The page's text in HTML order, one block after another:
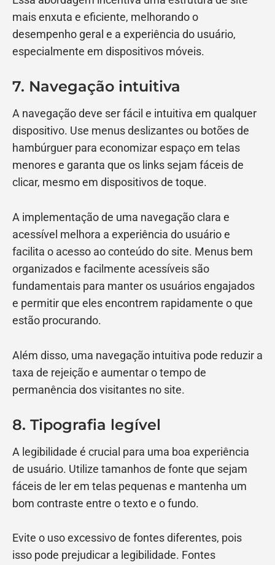
mais enxuta e eficiente, melhorando o
desempenho geral e a experiência do usuário,
especialmente em dispositivos móveis.
7. Navegação intuitiva
A navegação deve ser fácil e intuitiva em qualquer
dispositivo. Use menus deslizantes ou botões de
hambúrguer para economizar espaço em telas
menores e garanta que os links sejam fáceis de
clicar, mesmo em dispositivos de toque.
A implementação de uma navegação clara e
acessível melhora a experiência do usuário e
facilita o acesso ao conteúdo do site. Menus bem
organizados e facilmente acessíveis são
fundamentais para manter os usuários engajados
e permitir que eles encontrem rapidamente o que
estão procurando.
Além disso, uma navegação intuitiva pode reduzir a
taxa de rejeição e aumentar o tempo de
permanência dos visitantes no site.
8. Tipografia legível
A legibilidade é crucial para uma boa experiência
de usuário. Utilize tamanhos de fonte que sejam
fáceis de ler em telas pequenas e mantenha um
bom contraste entre o texto e o fundo.
Evite o uso excessivo de fontes diferentes, pois
isso pode prejudicar a legibilidade. Fontes